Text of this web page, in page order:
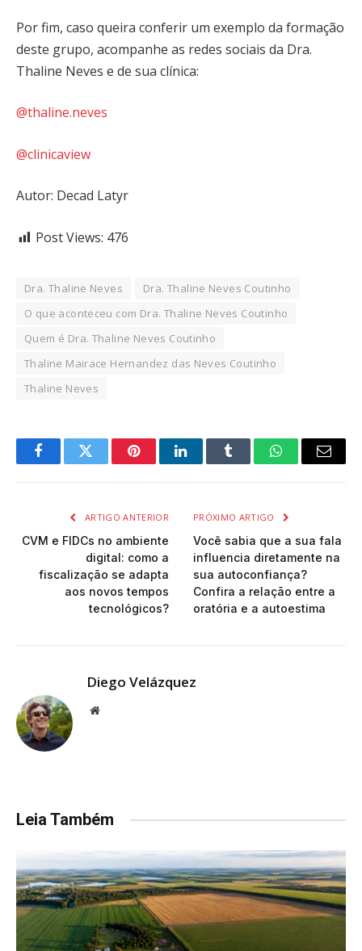
Por fim, caso queira conferir um exemplo da formação
deste grupo, acompanhe as redes sociais da Dra.
Thaline Neves e de sua clínica:
@thaline.neves
@clinicaview
Autor: Decad Latyr
Post Views: 476
Dra. Thaline Neves
Dra. Thaline Neves Coutinho
O que aconteceu com Dra. Thaline Neves Coutinho
Quem é Dra. Thaline Neves Coutinho
Thaline Mairace Hernandez das Neves Coutinho
Thaline Neves
FacebookTwitter PinterestLinkedInTumblr WhatsAppEmail
ARTIGO ANTERIOR
CVM e FIDCs no ambiente
digital: como a
fiscalização se adapta
aos novos tempos
tecnológicos?
PRÓXIMO ARTIGO
Você sabia que a sua fala
influencia diretamente na
sua autoconfiança?
Confira a relação entre a
oratória e a autoestima
Diego Velázquez
Website
Leia Também